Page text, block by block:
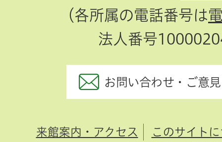
（各所属の電話番号は
法人番号
お問い合わせ・ご意
来館案内・アクセス
このサイト